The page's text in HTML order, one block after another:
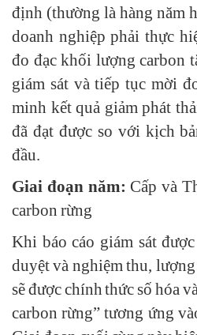
định (thường là hàng năm
doanh nghiệp phải thực
đo đạc khối lượng carbon
giám sát và tiếp tục mời
minh kết quả giảm phát
đã đạt được so với kịch
đầu.
Giai đoạn năm: Cấp và
carbon rừng
Khi báo cáo giám sát
duyệt và nghiệm thu,
sẽ được chính thức số hóa
carbon rừng” tương ứng